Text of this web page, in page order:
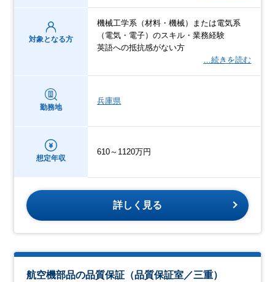
対象となる方
機械工学系（材料・機械）または電気系
（電気・電子）のスキル・業務経験
英語への抵抗感がない方
…続きを読む
勤務地
兵庫県
想定年収
610～1120万円
詳しく見る
航空機部品の品質保証（品質保証室／三重）